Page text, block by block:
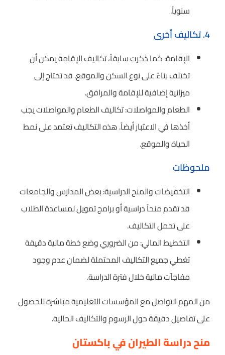
سنوياً.
4. تكاليف أخرى
الإقامة: كما ذكرت سابقاً، تكاليف الإقامة يمكن أن
تختلف بناءً على نوع السكن والموقع. قد تحتاج إلى
ميزانية إضافية للإقامة والمرافق.
الطعام والمواصلات: تكاليف الطعام والمواصلات يجب
أخذها في الاعتبار أيضاً. هذه التكاليف تعتمد على نمط
الحياة والموقع.
ملحوظات
التخفيضات والمنح الدراسية: بعض المدارس والجامعات
قد تقدم منحاً دراسية أو برامج تمويل لمساعدة الطلاب
على تحمل التكاليف.
التخطيط المالي: من الضروري وضع خطة مالية دقيقة
تغطي جميع التكاليف المحتملة لضمان عدم وجود
مفاجآت مالية خلال فترة الدراسة.
من المهم التواصل مع المؤسسات التعليمية مباشرة للحصول
على تفاصيل دقيقة حول الرسوم والتكاليف الحالية.
منح دراسة الطيران في باكستان